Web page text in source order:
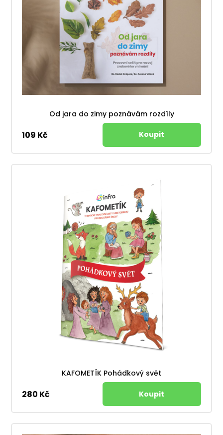
Od jara do zimy poznávám rozdíly
109 Kč
KAFOMETÍK Pohádkový svět
280 Kč